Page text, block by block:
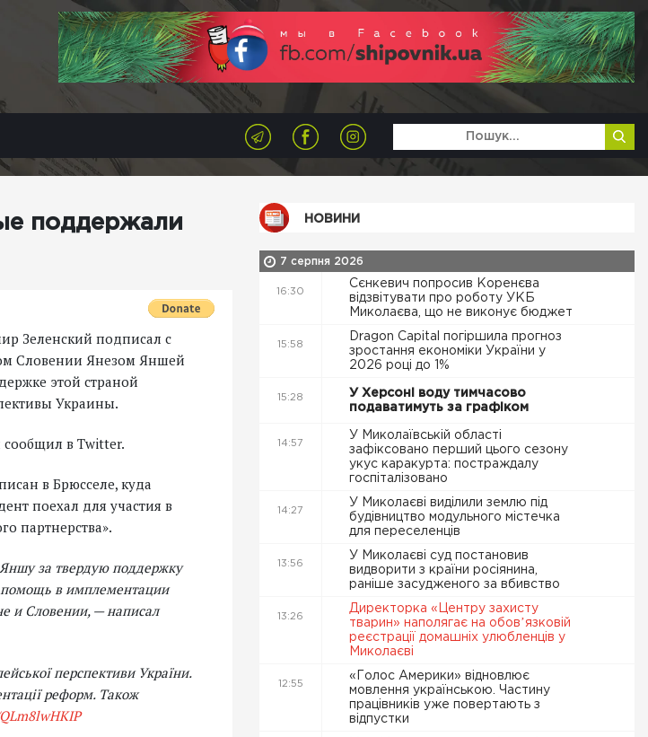
поддержали
Зеленский подписал с
Словении Янезом Яншей
этой страной
Украины.
сообщил в Twitter.
в Брюсселе, куда
поехал для участия в
партнерства».
за твердую поддержку
в имплементации
и Словении,— написал
перспективи України.
реформ. Також
НОВИНИ
7 серпня 2026
16:30
Сєнкевич попросив Коренєва
відзвітувати про роботу УКБ
Миколаєва, що не виконує бюджет
15:58
Dragon Capital погіршила прогноз
зростання економіки України у
2026 році до 1%
15:28
У Херсоні воду тимчасово
подаватимуть за графіком
14:57
У Миколаївській області
зафіксовано перший цього сезону
укус каракурта: постраждалу
госпіталізовано
14:27
У Миколаєві виділили землю під
будівництво модульного містечка
для переселенців
13:56
У Миколаєві суд постановив
видворити з країни росіянина,
раніше засудженого за вбивство
13:26
Директорка «Центру захисту
тварин» наполягає на обовʼязковій
реєстрації домашніх улюбленців у
Миколаєві
12:55
«Голос Америки» відновлює
мовлення українською. Частину
працівників уже повертають з
відпустки